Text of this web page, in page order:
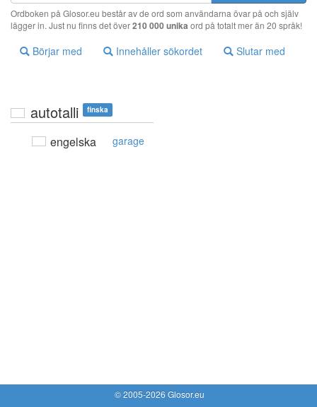
Ordboken på Glosor.eu består av de ord som användarna övar på och själv
lägger in. Just nu finns det över210 000 unika ord på totalt mer än 20 språk!
Börjar med Innehåller sökordet Slutar med
autotalli finska
engelska garage
© 2005-2026 Glosor.eu